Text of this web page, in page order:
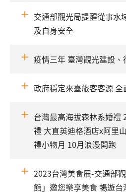
交通部觀光局提醒從事水
及自身安全
疫情三年 臺灣觀光建設
政府穩定來臺旅客客源
台灣最高海拔森林系婚禮
禮 大直英迪格酒店x阿里
禮小物月 10月浪漫開跑
2023台灣美食展-交通部
館」邀您樂享美食 暢遊台